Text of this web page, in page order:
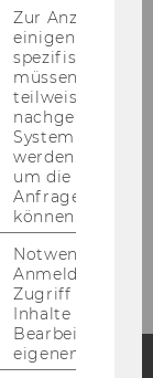
Zur Anzeige von
einigen WU-
spezifischen
müssen
teilweise von
nachgelagerten
System
werden.
um die Antwort
Anfrage
können.
Notwendig für
Anmeldung und
Zugriff auf
Inhalte oder zur
Bearbeitung des
eigenen Profils.